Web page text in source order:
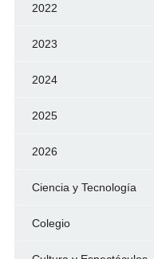
2022
2023
2024
2025
2026
Ciencia y Tecnología
Colegio